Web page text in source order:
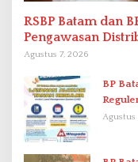
RSBP Batam dan
Pengawasan
Kefarmasian
Agustus 7, 2026
BP
Agustus